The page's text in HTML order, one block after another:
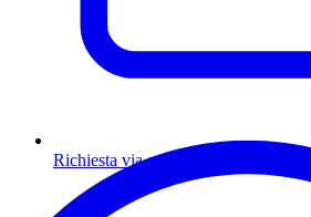
Richiesta via email